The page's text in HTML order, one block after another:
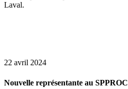
22 avril 2024
Nouvelle représentante au SPPROC